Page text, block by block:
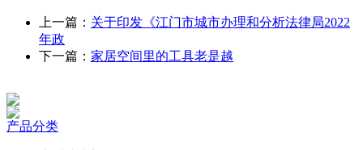
上一篇： 关于印发《江门市城市办理和分析法律局2022
年政
下一篇： 家居空间里的工具老是越
产品分类